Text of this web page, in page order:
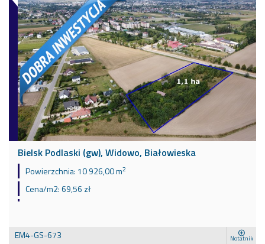
Bielsk Podlaski (gw), Widowo, Białowieska
Powierzchnia: 10 926,00 m2
Cena/m2:69,56 zł
EM4-GS-673 Notatnik